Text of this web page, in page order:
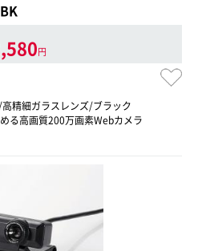
円
精細ガラスレンズ/ブラック
る高画質200万画素Webカメラ